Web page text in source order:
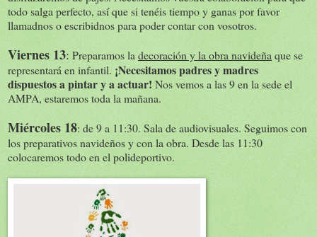
todo salga perfecto, así que si tenéis tiempo y ganas por favor
llamadnos o escribidnos para poder contar con vosotros.
Viernes 13: Preparamos la decoración y la obra navideña que se
representará en infantil. ¡Necesitamos padres y madres
dispuestos a pintar y a actuar! Nos vemos a las 9 en la sede el
AMPA, estaremos toda la mañana.
Miércoles 18: de 9 a 11:30. Sala de audiovisuales. Seguimos con
los preparativos navideños y con la obra. Desde las 11:30
colocaremos todo en el polideportivo.